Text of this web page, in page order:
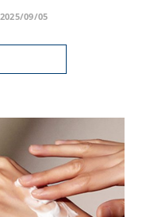
2025/09/05